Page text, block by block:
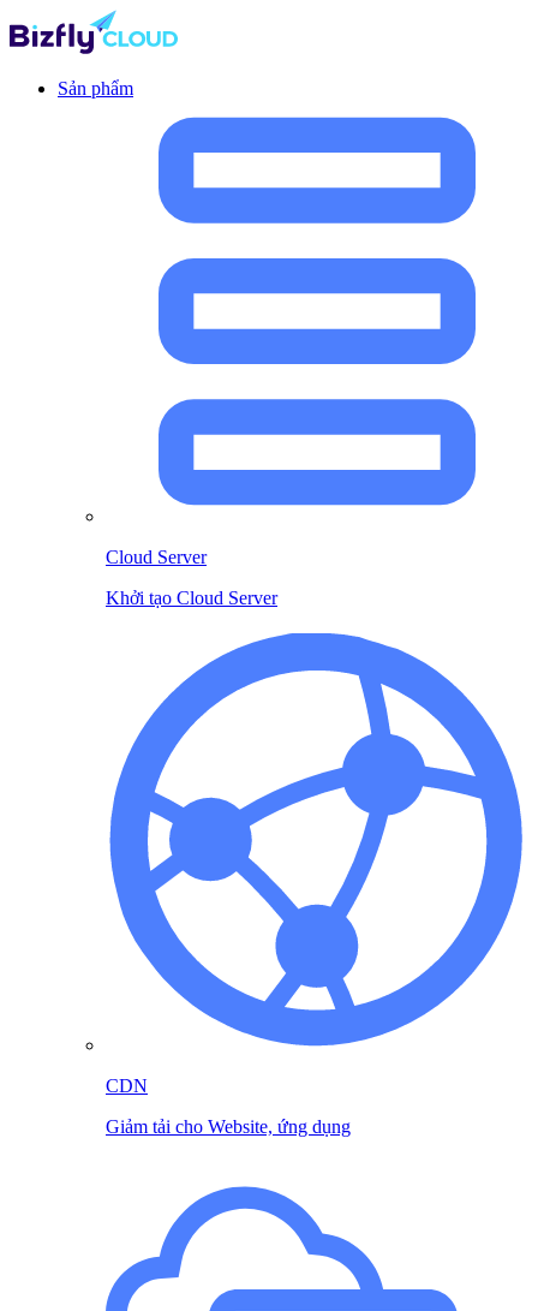
Sản phẩm
Cloud Server
Khởi tạo Cloud Server
CDN
Giảm tải cho Website, ứng dụng